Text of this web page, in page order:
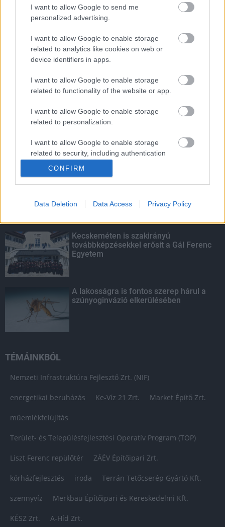
I want to allow Google to send me
personalized advertising.
I want to allow Google to enable storage
related to analytics like cookies on web or
device identifiers in apps.
I want to allow Google to enable storage
related to functionality of the website or app.
I want to allow Google to enable storage
related to personalization.
I want to allow Google to enable storage
related to security, including authentication
CONFIRM
Data Deletion Data Access Privacy Policy
Paks II.: Mit jelent az 5. blokk új
mérföldköve a felülvizsgálat
árnyékában?
Fontos a postaládákba költöző
KIEMELT
Megérkezett az eső a Duna
Kecskeméten is szakirányú
továbbképzésekkel erősít a Gál Ferenc
Egyetem
A lakosságra is fontos szerep hárul a
szúnyoginvázió elkerülésében
TÉMÁINKBÓL
Nemzeti Infrastruktúra Fejlesztő Zrt. (NIF)
energetikai beruházás Ke-Víz 21 Zrt. Market Építő Zrt.
műemlékfelújítás
Terület- és Településfejlesztési Operatív Program (TOP)
Liszt Ferenc repülőtér ZÁÉV Építőipari Zrt.
kórházfejlesztés iroda Terrán Tetőcserép Gyártó Kft.
szennyvíz Merkbau Építőipari és Kereskedelmi Kft.
KÉSZ Zrt. A-Híd Zrt.